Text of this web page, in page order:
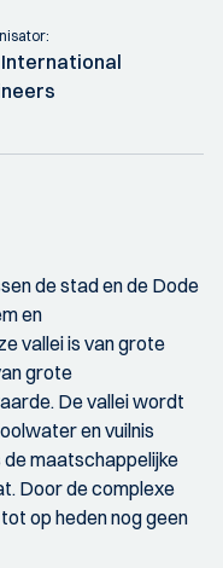
International
de stad en de Dode
en
vallei is van grote
grote
De vallei wordt
en vuilnis
maatschappelijke
Door de complexe
op heden nog geen